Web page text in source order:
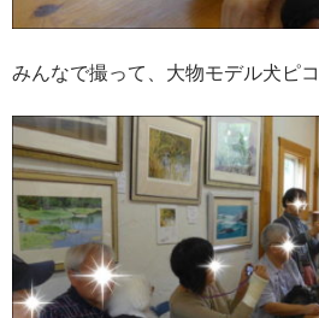
みんなで撮って、大物モデル犬ピコ